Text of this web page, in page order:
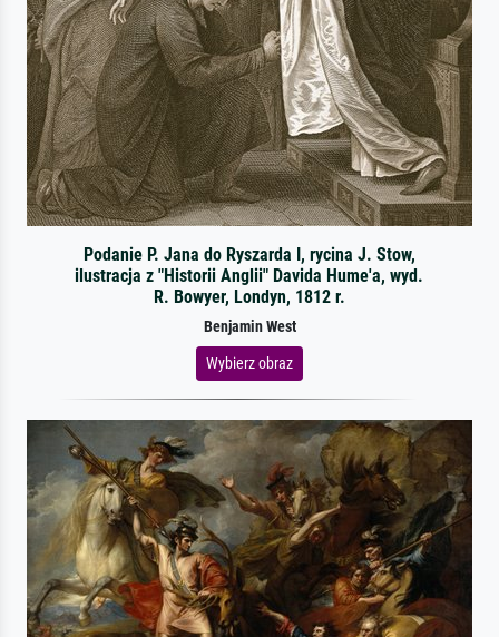
Podanie P. Jana do Ryszarda I, rycina J. Stow,
ilustracja z "Historii Anglii" Davida Hume'a, wyd.
R. Bowyer, Londyn, 1812 r.
Benjamin West
Wybierz obraz